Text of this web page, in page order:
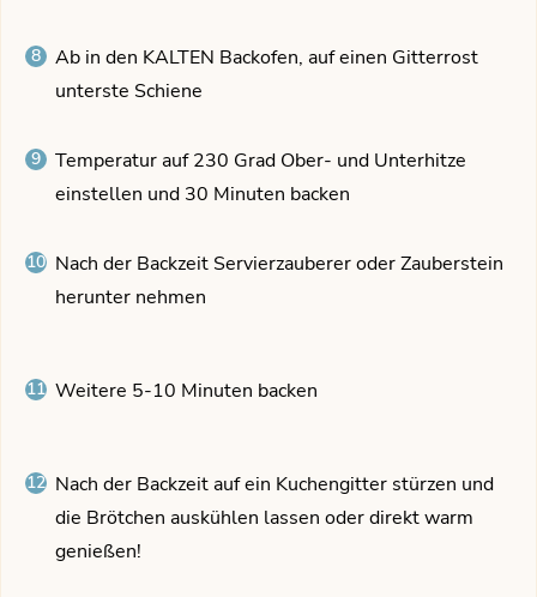
Ab in den KALTEN Backofen, auf einen Gitterrost
unterste Schiene
Temperatur auf 230 Grad Ober- und Unterhitze
einstellen und 30 Minuten backen
Nach der Backzeit Servierzauberer oder Zauberstein
herunter nehmen
Weitere 5-10 Minuten backen
Nach der Backzeit auf ein Kuchengitter stürzen und
die Brötchen auskühlen lassen oder direkt warm
genießen!